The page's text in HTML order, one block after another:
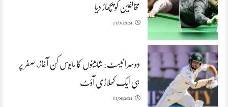
مخالفین کو پچھاڑ دیا
21/09/2024
دوسرا ٹیسٹ: شاہینوں کا مایوس کن آغاز، صفر پر
ہی ایک کھلاڑی آؤٹ
31/08/2024